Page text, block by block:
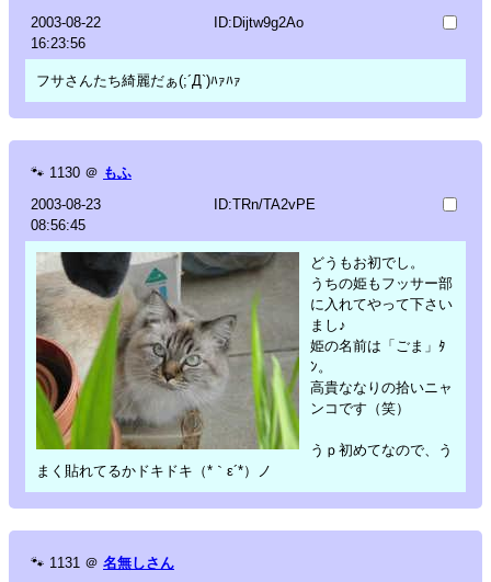
2003-08-22
16:23:56
ID:Dijtw9g2Ao
フサさんたち綺麗だぁ(;´Д`)ﾊｧﾊｧ
🐾 1130 ＠ もふ
2003-08-23
08:56:45
ID:TRn/TA2vPE
どうもお初でし。
うちの姫もフッサー部
に入れてやって下さい
まし♪
姫の名前は「ごま」ﾀ
ﾝ。
高貴ななりの拾いニャ
ンコです（笑）
うｐ初めてなので、う
まく貼れてるかドキドキ（*｀ε´*）ノ
🐾 1131 ＠ 名無しさん